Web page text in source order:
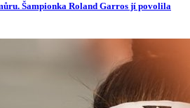
Šampionka Roland Garros jí povolila